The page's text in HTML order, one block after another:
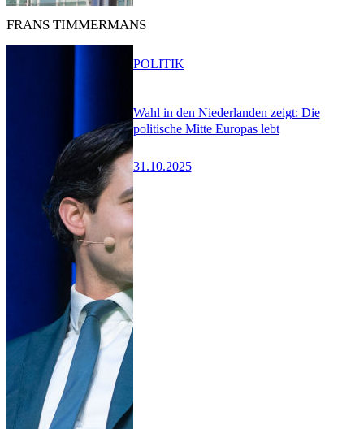
FRANS TIMMERMANS
Wahl in den Niederlanden zeigt: Die
politische Mitte Europas lebt
31.10.2025
POLITIK